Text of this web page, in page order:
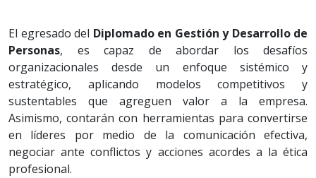
El egresado del Diplomado en Gestión y Desarrollo de
Personas, es capaz de abordar los desafíos
organizacionales desde un enfoque sistémico y
estratégico, aplicando modelos competitivos y
sustentables que agreguen valor a la empresa.
Asimismo, contarán con herramientas para convertirse
en líderes por medio de la comunicación efectiva,
negociar ante conflictos y acciones acordes a la ética
profesional.